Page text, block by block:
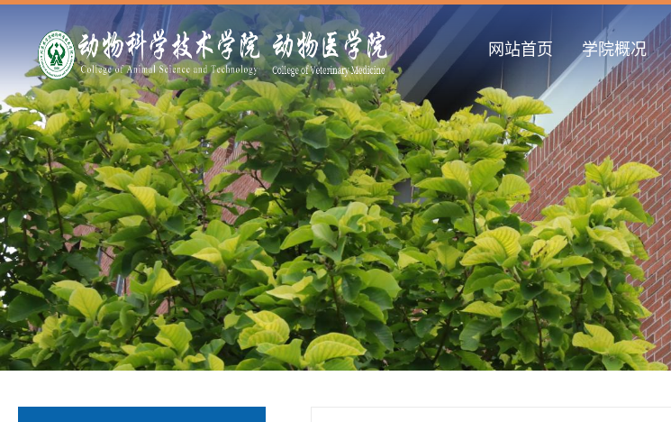
网站首页 学院概况